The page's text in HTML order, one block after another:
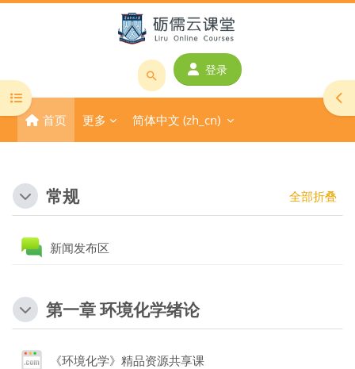
搜
课
程
登录
首页 更多 简体中文 ‎(zh_cn)‎
打开课程索引 打
版块
章节大纲
常规 全部折叠
新闻发布区
第一章 环境化学绪论
《环境化学》精品资源共享课网页地址